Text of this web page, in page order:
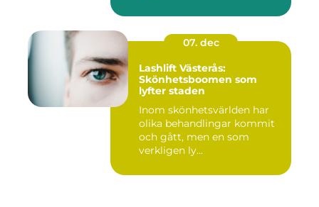
07. dec
Lashlift Västerås:
Skönhetsboomen som
lyfter staden
Inom skönhetsvärlden har
olika behandlingar kommit
och gått, men en som
verkligen ly...